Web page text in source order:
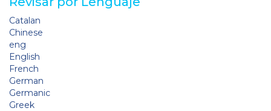
Catalan
Chinese
eng
English
French
German
Germanic
Greek